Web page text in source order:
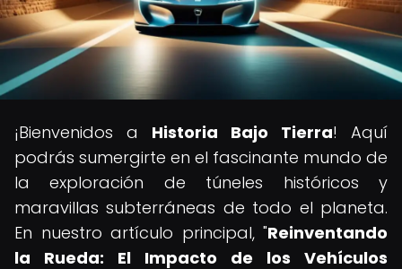
¡Bienvenidos a Historia Bajo Tierra! Aquí
podrás sumergirte en el fascinante mundo de
la exploración de túneles históricos y
maravillas subterráneas de todo el planeta.
En nuestro artículo principal, "Reinventando
la Rueda: El Impacto de los Vehículos